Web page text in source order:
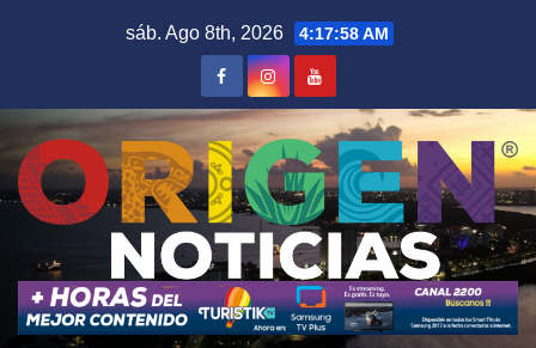
sáb. Ago 8th, 2026 4:17:59 AM